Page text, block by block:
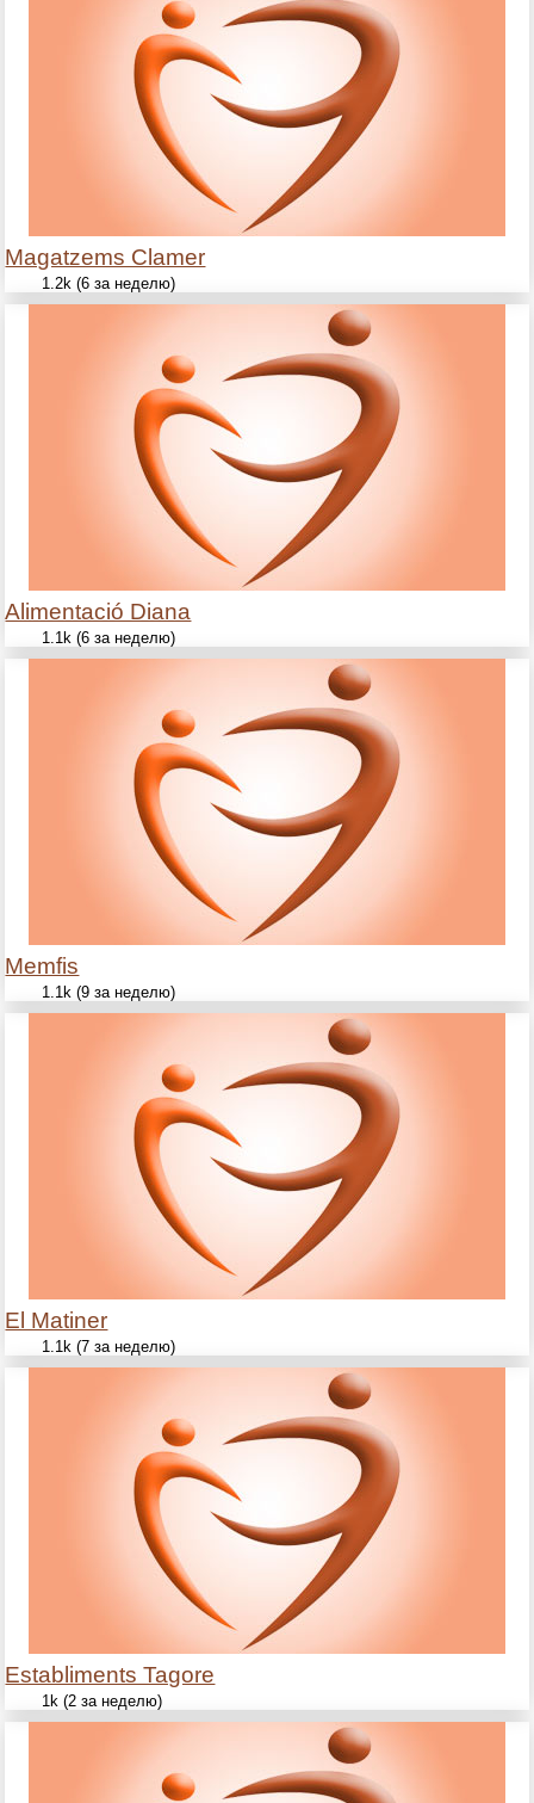
Magatzems Clamer
1.2k (6 за неделю)
Alimentació Diana
1.1k (6 за неделю)
Memfis
1.1k (9 за неделю)
El Matiner
1.1k (7 за неделю)
Establiments Tagore
1k (2 за неделю)